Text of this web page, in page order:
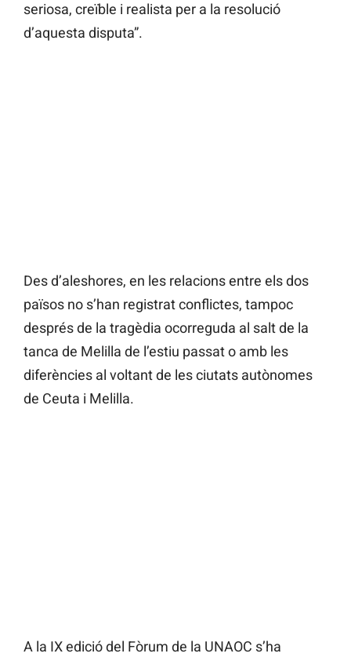
seriosa, creïble i realista per a la resolució
d’aquesta disputa”.
Des d’aleshores, en les relacions entre els dos
països no s’han registrat conflictes, tampoc
després de la tragèdia ocorreguda al salt de la
tanca de Melilla de l’estiu passat o amb les
diferències al voltant de les ciutats autònomes
de Ceuta i Melilla.
A la IX edició del Fòrum de la UNAOC s’ha